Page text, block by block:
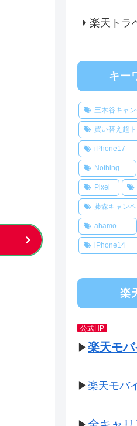
楽天トラ
キー
三木谷キャ
買い替え超
iPhone17
Nothing
Pixel
藤森キャン
ahamo
iPhone14
楽
公式HP
▶楽天モ
▶楽天モバ